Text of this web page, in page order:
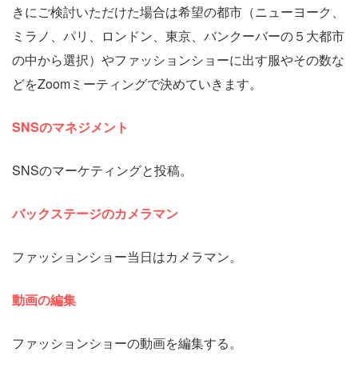
きにご検討いただけた場合は希望の都市（ニューヨーク、
ミラノ、パリ、ロンドン、東京、バンクーバーの５大都市
の中から選択）やファッションショーに出す服やその数な
どをZoomミーティングで決めていきます。
SNSのマネジメント
SNSのマーケティングと投稿。
バックステージのカメラマン
ファッションショー当日はカメラマン。
動画の編集
ファッションショーの動画を編集する。